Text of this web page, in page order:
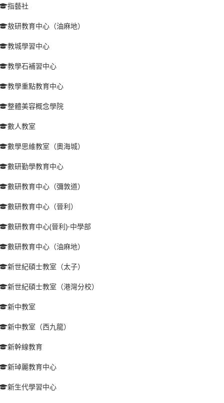
指藝社
敖研教育中心（油麻地）
教城學習中心
教學石補習中心
教學重點教育中心
整體美容概念學院
數人教室
數學思維教室（奧海城）
數研勤學教育中心
數研教育中心（彌敦道）
數研教育中心（晉利）
數研教育中心(晉利)-中學部
數研教育中心（油麻地）
新世紀碩士教室（太子）
新世紀碩士教室（港灣分校）
新中教室
新中教室（西九龍）
新幹線教育
新琸麗教育中心
新生代學習中心